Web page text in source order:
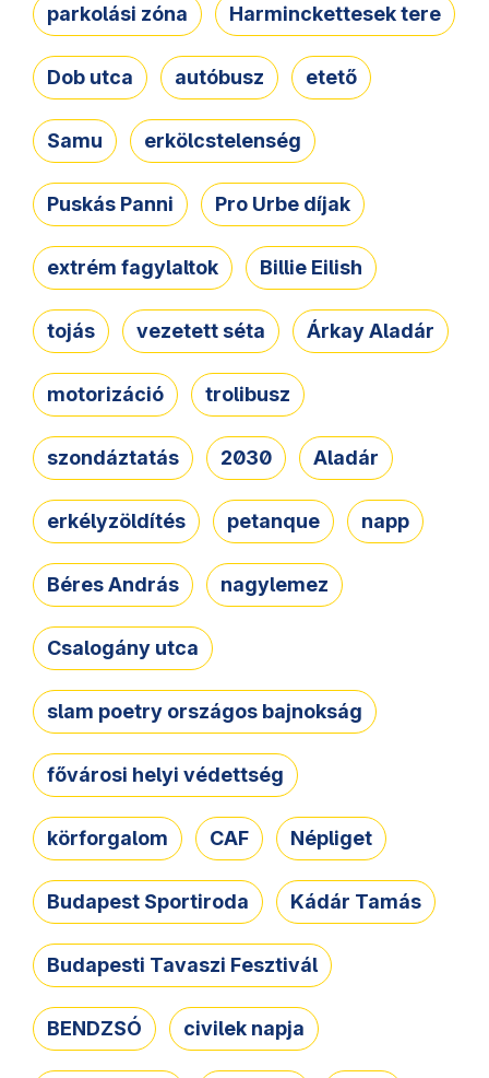
parkolási zóna Harminckettesek tere
Dob utca autóbusz etető
Samu erkölcstelenség
Puskás Panni Pro Urbe díjak
extrém fagylaltok Billie Eilish
tojás vezetett séta Árkay Aladár
motorizáció trolibusz
szondáztatás 2030 Aladár
erkélyzöldítés petanque napp
Béres András nagylemez
Csalogány utca
slam poetry országos bajnokság
fővárosi helyi védettség
körforgalom CAF Népliget
Budapest Sportiroda Kádár Tamás
Budapesti Tavaszi Fesztivál
BENDZSÓ civilek napja